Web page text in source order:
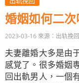
婚姻如何二
2023-03-16 來源：出轨挽回
夫妻離婚大多是由
感覚了。很多婚姻
回出軌男人，一個